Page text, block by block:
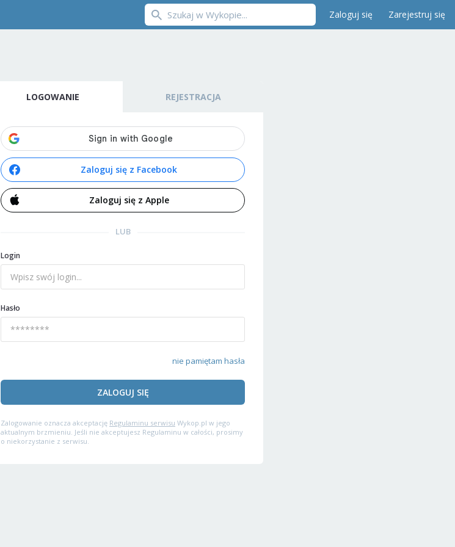
Zaloguj się Zarejestruj się
LOGOWANIE REJESTRACJA
Zaloguj się z Facebook
Zaloguj się z Apple
LUB
Login
Hasło
nie pamiętam hasła
ZALOGUJ SIĘ
Zalogowanie oznacza akceptację Regulaminu serwisu Wykop.pl w jego
aktualnym brzmieniu. Jeśli nie akceptujesz Regulaminu w całości, prosimy
o niekorzystanie z serwisu.